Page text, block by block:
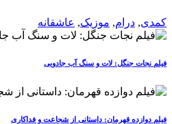
کمدی, درام, موزیک, عاشقانه
فیلم نجات جنگل: لات و سنگ آب جادویی
فیلم دوازده قهرمان: داستانی از شجاعت و فداکاری